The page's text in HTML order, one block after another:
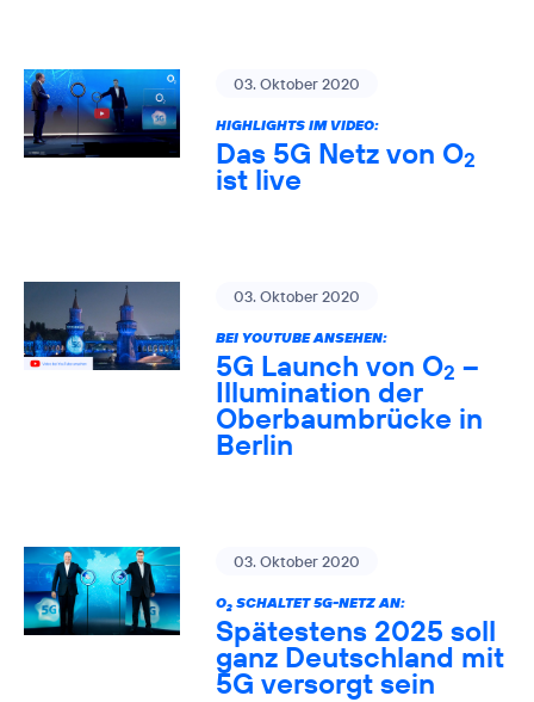
03. Oktober 2020
HIGHLIGHTS IM VIDEO:
Das 5G Netz von O2
ist live
03. Oktober 2020
BEI YOUTUBE ANSEHEN:
5G Launch von O2 –
Illumination der
Oberbaumbrücke in
Berlin
03. Oktober 2020
O2SCHALTET 5G-NETZ AN:
Spätestens 2025 soll
ganz Deutschland mit
5G versorgt sein